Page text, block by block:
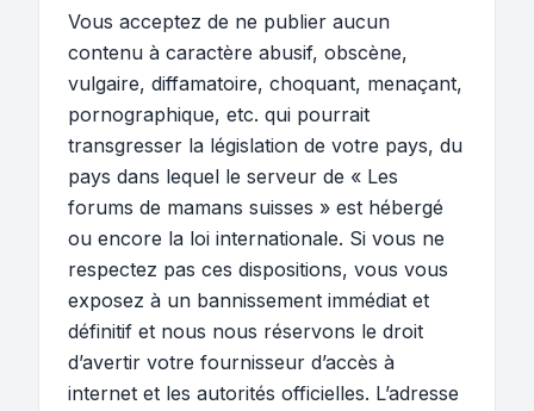
Vous acceptez de ne publier aucun
contenu à caractère abusif, obscène,
vulgaire, diffamatoire, choquant, menaçant,
pornographique, etc. qui pourrait
transgresser la législation de votre pays, du
pays dans lequel le serveur de « Les
forums de mamans suisses » est hébergé
ou encore la loi internationale. Si vous ne
respectez pas ces dispositions, vous vous
exposez à un bannissement immédiat et
définitif et nous nous réservons le droit
d’avertir votre fournisseur d’accès à
internet et les autorités officielles. L’adresse